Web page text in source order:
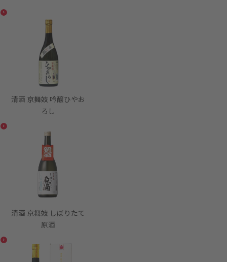
清酒 京舞妓 吟醸ひやお
ろし
清酒 京舞妓 しぼりたて
原酒